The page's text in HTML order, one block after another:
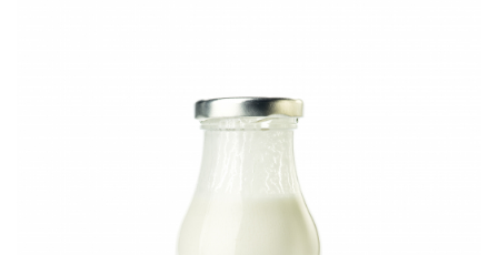
CREME ȘI PASTE TARTINABILE